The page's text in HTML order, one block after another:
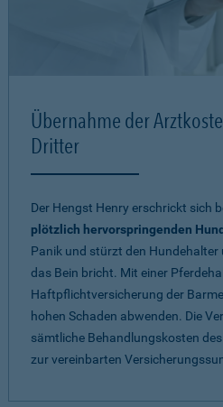
Übernahme der
Dritter
Der Hengst Henry erschrickt sich
plötzlich hervorspringenden Hund
Panik und stürzt den
das Bein bricht. Mit einer
Haftpflichtversicherung der
hohen Schaden abwenden. Die
sämtliche Behandlungskosten
zur vereinbarten